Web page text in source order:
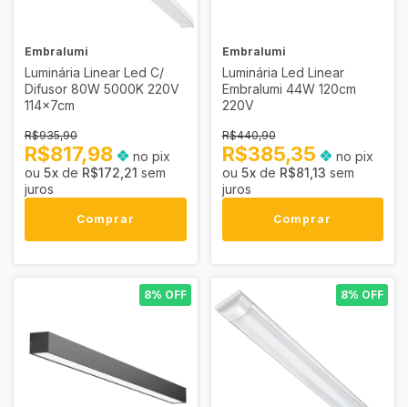
Embralumi
Luminária Linear Led C/
Difusor 80W 5000K 220V
114x7cm
R$935,90
R$817,98
no pix
5x de R$172,21 sem
juros
Comprar
Embralumi
Luminária Led Linear
Embralumi 44W 120cm
220V
R$440,90
R$385,35
no pix
5x de R$81,13 sem
juros
Comprar
8% OFF 8% OFF